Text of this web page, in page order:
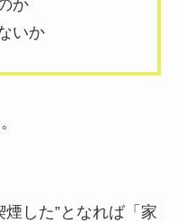
か
いか
した”となれば「家